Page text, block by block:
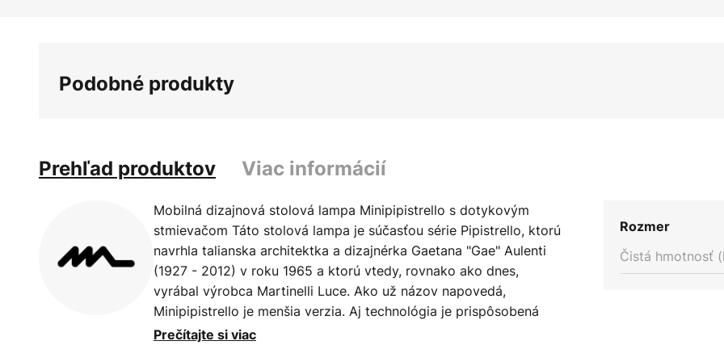
obrázkov
Podobné produkty
Prehľad produktov Viac informácií
Mobilná dizajnová stolová lampa Minipipistrello s dotykovým
stmievačom Táto stolová lampa je súčasťou série Pipistrello, ktorú
navrhla talianska architektka a dizajnérka Gaetana "Gae" Aulenti
(1927 - 2012) v roku 1965 a ktorú vtedy, rovnako ako dnes,
vyrábal výrobca Martinelli Luce. Ako už názov napovedá,
Minipipistrello je menšia verzia. Aj technológia je prispôsobená
príručným rozmerom. To znamená, že LED stolnú lampu možno
Prečítajte si viac
Rozmer
Čistá hmotnosť